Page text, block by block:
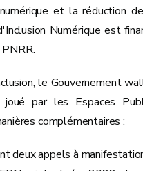
et la réduction
Numérique est
le Gouvernement
par les Espaces
complémentaires :
deux appels à